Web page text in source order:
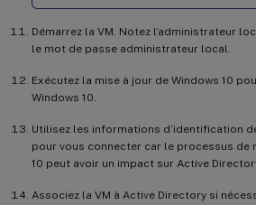
Démarrez la VM. Notez l’administrateur
le mot de passe administrateur local.
Exécutez la mise à jour de Windows 10
Windows 10.
Utilisez les informations d’identification
pour vous connecter car le processus de
10 peut avoir un impact sur Active
Associez la VM à Active Directory si